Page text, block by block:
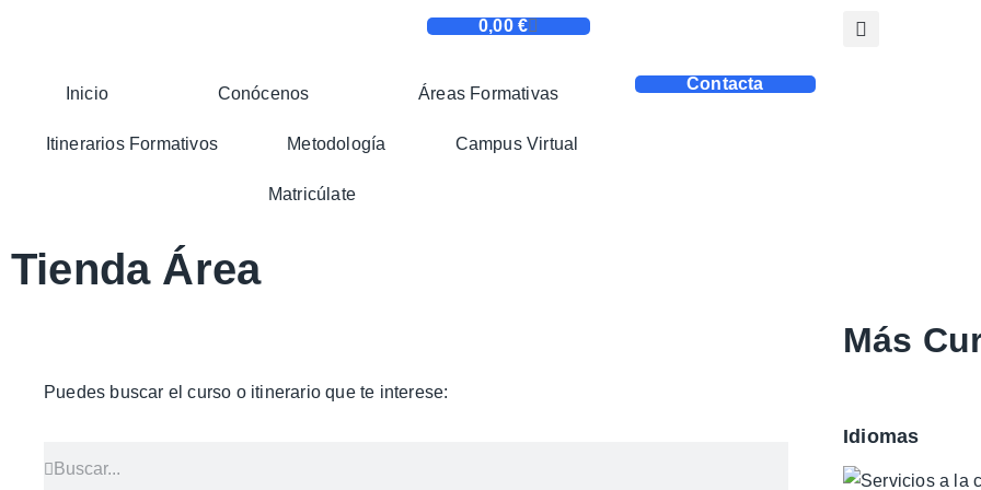
0,00 €
Inicio Conócenos Áreas Formativas
Itinerarios Formativos Metodología Campus Virtual
Matricúlate
Contacta
Tienda Área
Puedes buscar el curso o itinerario que te interese:
Más
Idiomas